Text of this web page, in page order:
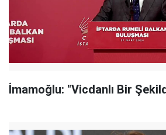
İmamoğlu: "Vicdanlı Bir